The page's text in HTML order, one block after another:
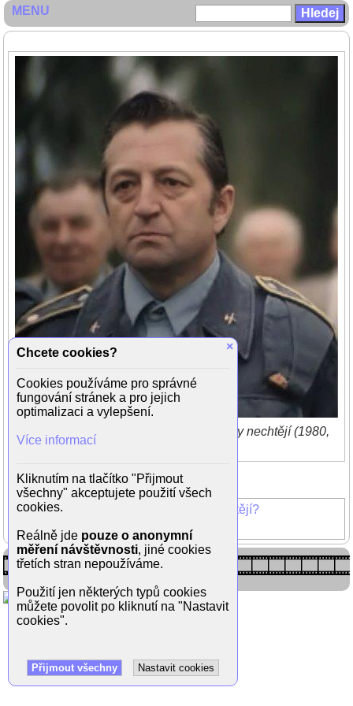
Jiří Samek ve filmu Matěji, proč tě holky nechtějí (1980,
Zpět do galerie
(2/3)
Matěji, proč tě holky nechtějí?
Jiří Samek
MENU
×
Chcete cookies?
Cookies používáme pro správné
fungování stránek a pro jejich
optimalizaci a vylepšení.
Více informací
Kliknutím na tlačítko "Přijmout
všechny" akceptujete použití všech
cookies.
Reálně jde pouze o anonymní
měření návštěvnosti, jiné cookies
třetích stran nepoužíváme.
Použití jen některých typů cookies
můžete povolit po kliknutí na "Nastavit
cookies".
Přijmout všechny Nastavit cookies